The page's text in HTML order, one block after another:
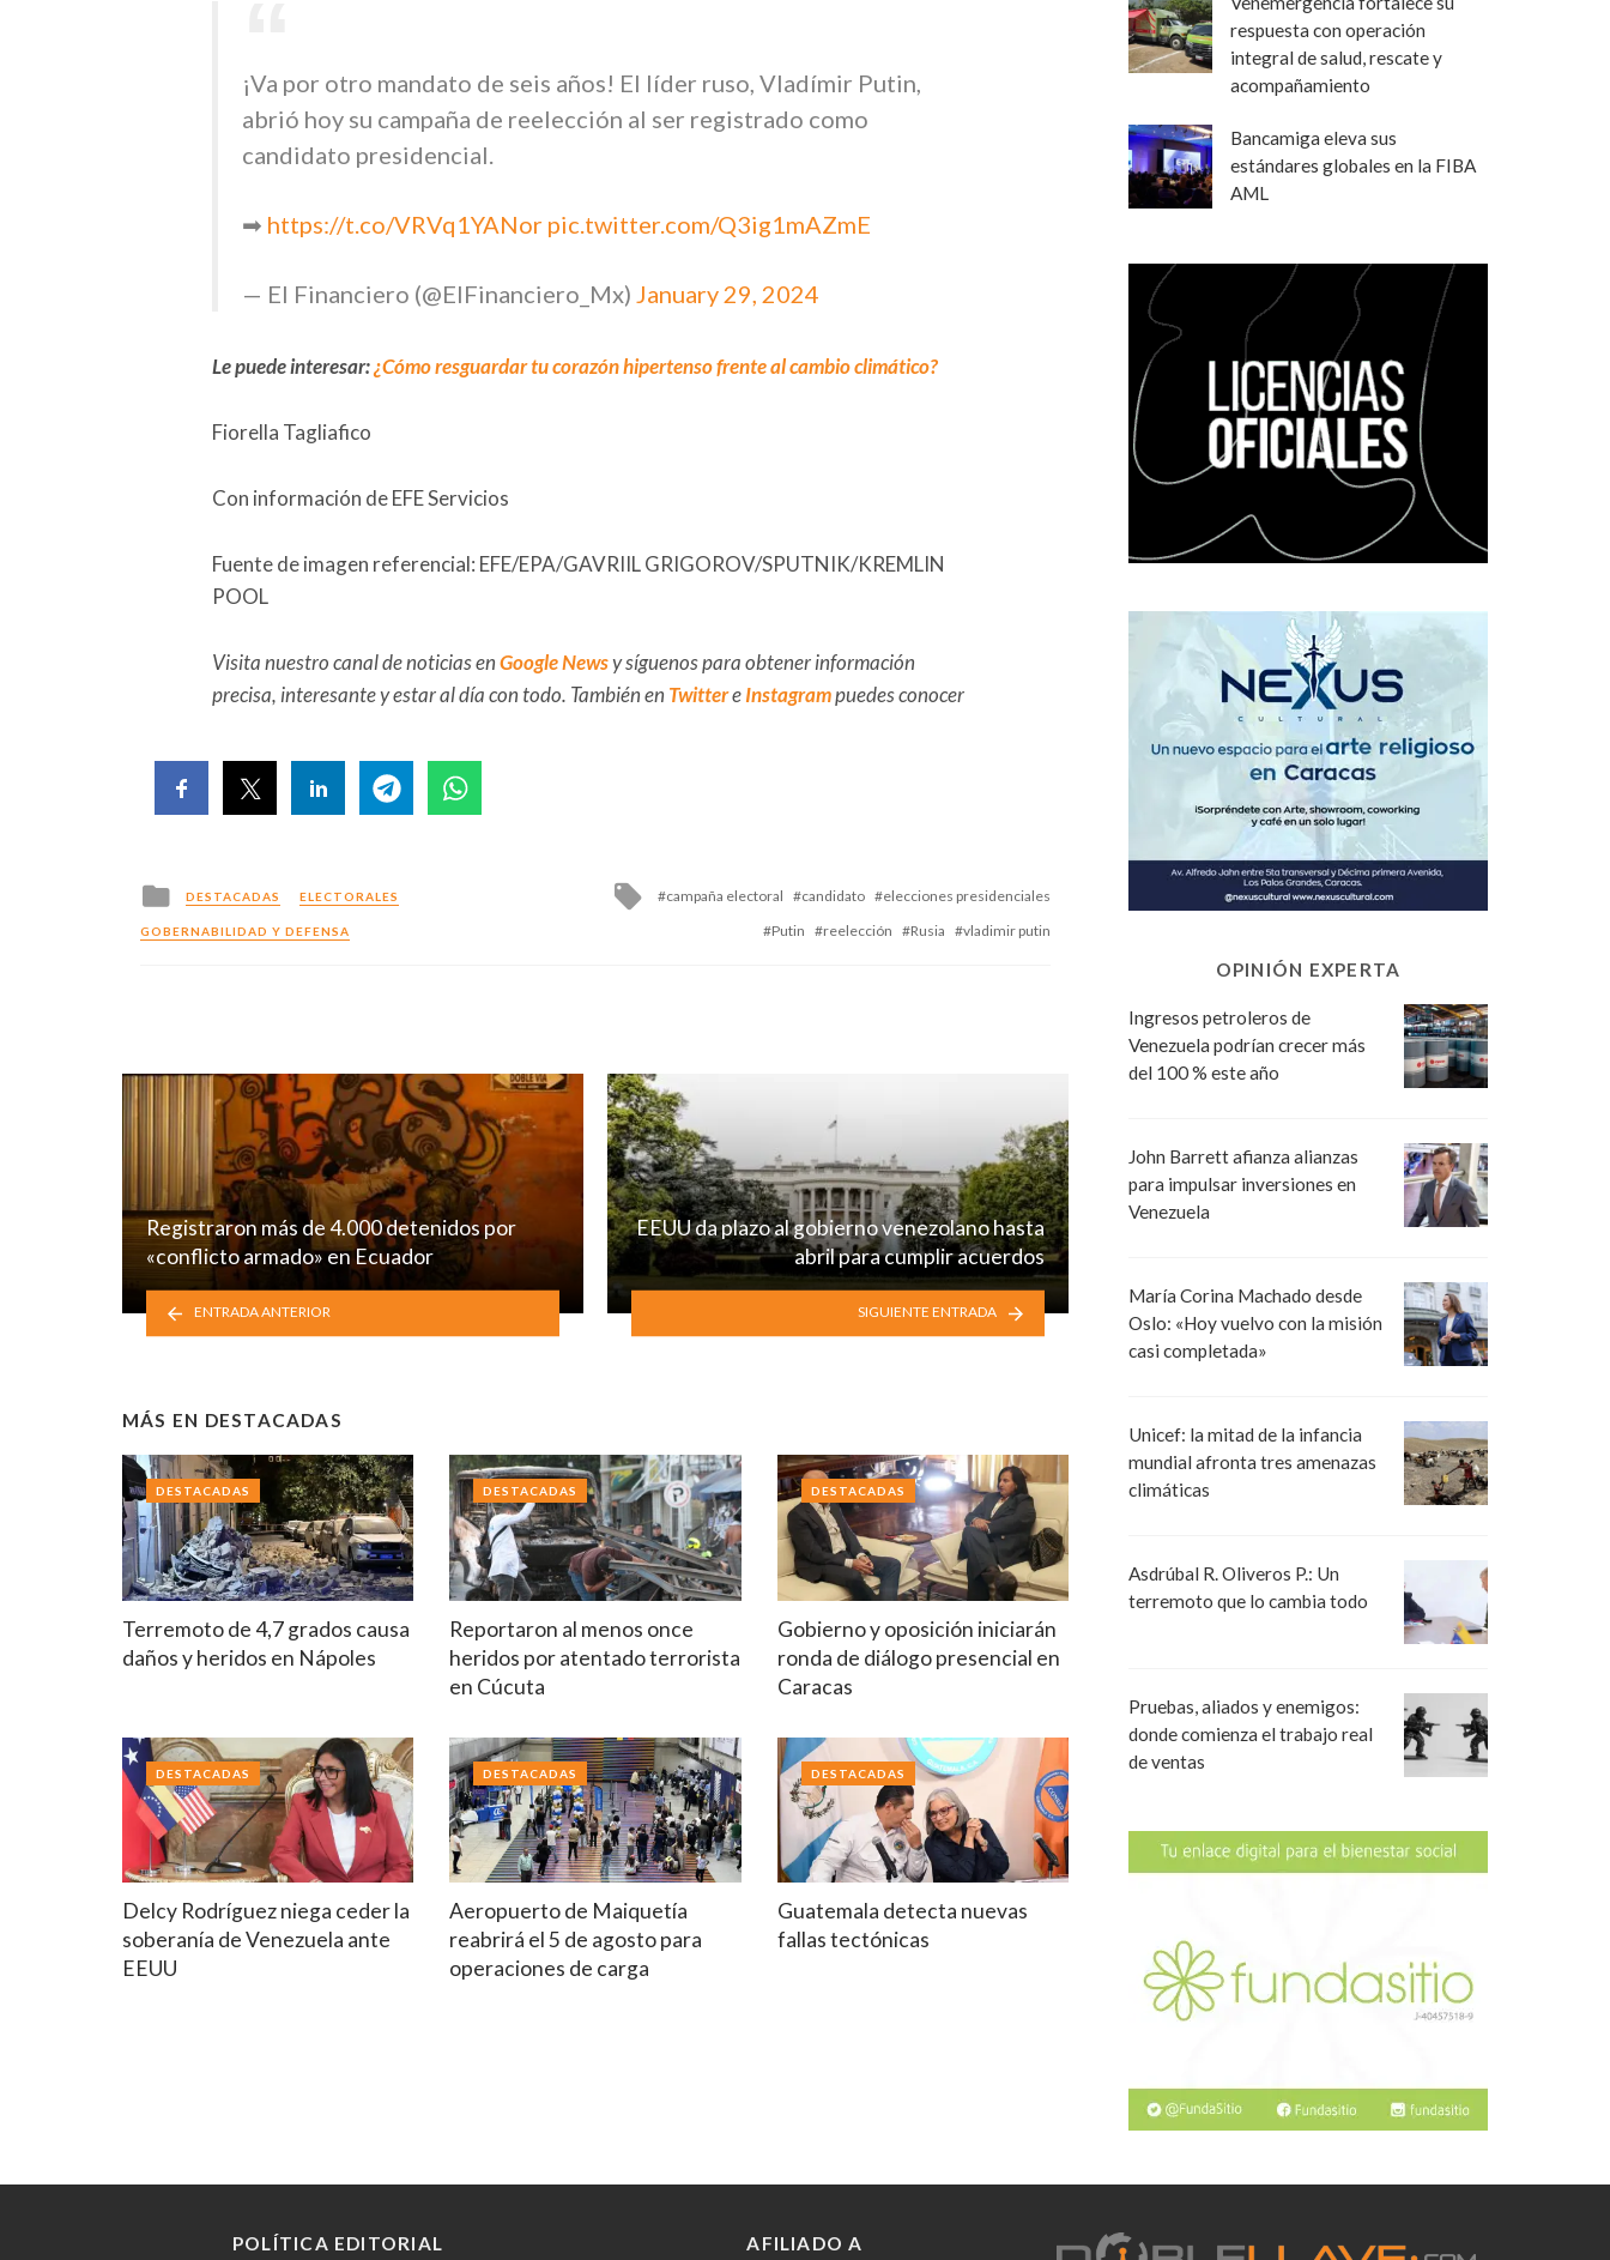
¡Va por otro mandato de seis años! El líder ruso, Vladímir Putin,
abrió hoy su campaña de reelección al ser registrado como
candidato presidencial.
➡ https://t.co/VRVq1YANor pic.twitter.com/Q3ig1mAZmE
— El Financiero (@ElFinanciero_Mx) January 29, 2024
Le puede interesar:¿Cómo resguardar tu corazón hipertenso frente al cambio climático?
Fiorella Tagliafico
Con información de EFE Servicios
Fuente de imagen referencial: EFE/EPA/GAVRIIL GRIGOROV/SPUTNIK/KREMLIN
POOL
Visita nuestro canal de noticias enGoogle Newsy síguenos para obtener información
precisa, interesante y estar al día con todo. También en TwittereInstagrampuedes conocer
Posted
in
DESTACADAS ELECTORALES
GOBERNABILIDAD Y DEFENSA
Tagged
campaña electoral candidato
elecciones presidenciales
Putin
reelección Rusia vladimir putin
Registraron más de 4.000 detenidos por
«conflicto armado» en Ecuador
ENTRADA ANTERIOR
EEUU da plazo al gobierno venezolano hasta
abril para cumplir acuerdos
SIGUIENTE ENTRADA
MÁS EN DESTACADAS
Terremoto de 4,7 grados causa
daños y heridos en Nápoles
DESTACADAS
Reportaron al menos once
heridos por atentado terrorista
en Cúcuta
DESTACADAS
Gobierno y oposición iniciarán
ronda de diálogo presencial en
Caracas
DESTACADAS
Delcy Rodríguez niega ceder la
soberanía de Venezuela ante
EEUU
DESTACADAS
Aeropuerto de Maiquetía
reabrirá el 5 de agosto para
operaciones de carga
DESTACADAS
Guatemala detecta nuevas
fallas tectónicas
DESTACADAS
respuesta con operación
integral de salud, rescate y
acompañamiento
Bancamiga eleva sus
estándares globales en la FIBA
AML
OPINIÓN EXPERTA
Ingresos petroleros de
Venezuela podrían crecer más
del 100 % este año
John Barrett afianza alianzas
para impulsar inversiones en
Venezuela
María Corina Machado desde
Oslo: «Hoy vuelvo con la misión
casi completada»
Unicef: la mitad de la infancia
mundial afronta tres amenazas
climáticas
Asdrúbal R. Oliveros P.: Un
terremoto que lo cambia todo
Pruebas, aliados y enemigos:
donde comienza el trabajo real
de ventas
POLÍTICA EDITORIAL AFILIADO A